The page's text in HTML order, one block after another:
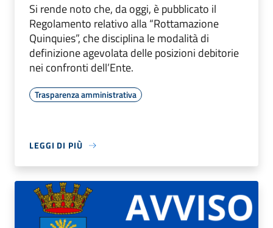
Si rende noto che, da oggi, è pubblicato il
Regolamento relativo alla “Rottamazione
Quinquies”, che disciplina le modalità di
definizione agevolata delle posizioni debitorie
nei confronti dell’Ente.
Trasparenza amministrativa
LEGGI DI PIÙ